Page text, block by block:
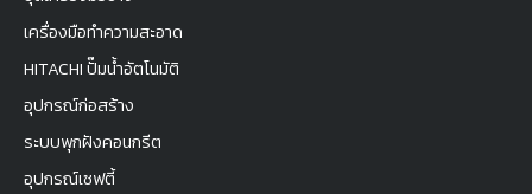
เครื่องมือทำความสะอาด
HITACHI ปั๊มน้ำอัตโนมัติ
อุปกรณ์ก่อสร้าง
ระบบพุกฝังคอนกรีต
อุปกรณ์เซฟตี้